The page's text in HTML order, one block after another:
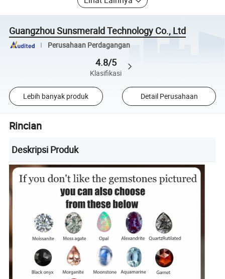
Guangzhou Sunsmerald Technology Co., Ltd
Perusahaan Perdagangan
4.8/5
Klasifikasi
Lebih banyak produk Detail Perusahaan
Rincian
Deskripsi Produk